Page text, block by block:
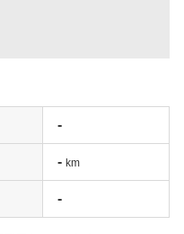
-
- km
-